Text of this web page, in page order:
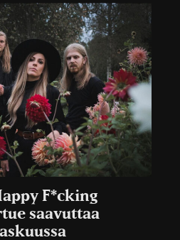
F*cking
saavuttaa